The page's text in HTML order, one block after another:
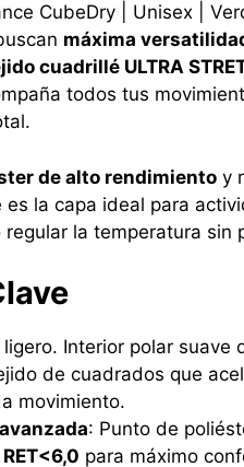
CubeDry | Unisex |
máxima
cuadrillé ULTRA
todos tus
de alto rendimientoy
es la capa ideal para
regular la temperatura sin
Interior polar suave
de cuadrados que
movimiento.
: Punto de
RET<6,0 para máximo